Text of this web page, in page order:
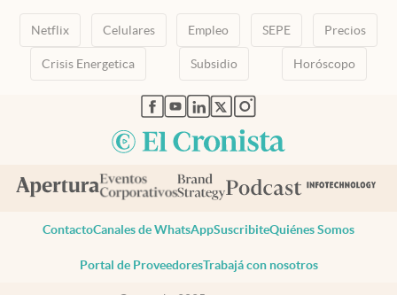
Netflix Celulares Empleo SEPE Precios
Crisis Energetica Subsidio Horóscopo
abre en nueva pestaña
abre en nueva pestaña
abre en nueva pestaña
abre en nueva pestaña
abre en nueva pestaña
ContactoCanales de WhatsAppSuscribiteQuiénes Somos
Portal de ProveedoresTrabajá con nosotros